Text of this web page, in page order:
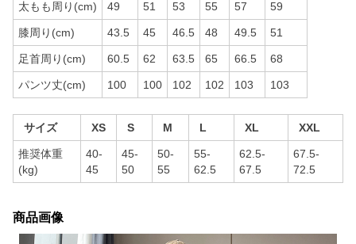
太もも周り(cm) 49 51 53 55 57 59
膝周り(cm) 43.5 45 46.5 48 49.5 51
足首周り(cm) 60.5 62 63.5 65 66.5 68
パンツ丈(cm) 100 100 102 102 103 103
サイズ XS S M L XL XXL
推奨体重
(kg)
40-
45
45-
50
50-
55
55-
62.5
62.5-
67.5
67.5-
72.5
商品画像